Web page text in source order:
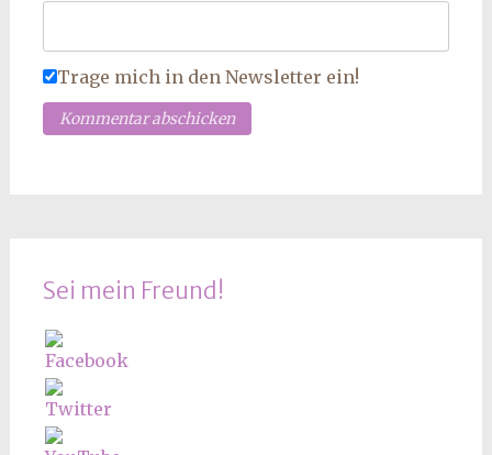
Trage mich in den Newsletter ein!
Sei mein Freund!